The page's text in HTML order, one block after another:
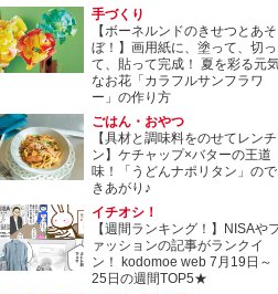
手づくり
【ボーネルンドのきせつとあそ
ぼ！】画用紙に、塗って、切っ
て、貼って完成！ 夏を彩る元
なお花「カラフルサンフラワ
ー」の作り方
ごはん・おやつ
【具材と調味料をのせてレンチ
ン】ケチャップ×バターの王道
味！「うどんナポリタン」ので
きあがり♪
イチオシ！
【週間ランキング！】NISAや
ァッションの記事がランクイ
ン！ kodomoe web 7月19日～
25日の週間TOP5★